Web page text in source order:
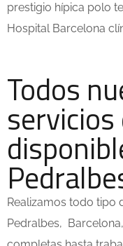
prestigio hípica polo
Hospital Barcelona
Todos
Realizamos todo tipo
Pedralbes, Barcelona